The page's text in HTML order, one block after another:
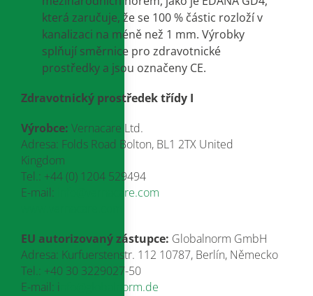
která zaručuje, že se 100 % částic rozloží v
kanalizaci na méně než 1 mm. Výrobky
splňují směrnice pro zdravotnické
prostředky a jsou označeny CE.
Zdravotnický prostředek třídy I
Výrobce: Vernacare Ltd.
Adresa: Folds Road Bolton, BL1 2TX United
Kingdom
Tel.: +44 (0) 1204 529494
E-mail:
info@vernacare.com
EU autorizovaný zástupce: Globalnorm GmbH
Adresa: Kurfuerstenstr. 112 10787, Berlín, Německo
Tel.: +40 30 3229027-50
E-mail: i nfo@globalnorm.de